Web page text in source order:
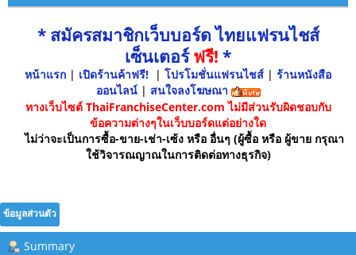
* สมัครสมาชิกเว็บบอร์ด ไทยแฟรนไชส์
เซ็นเตอร์ฟรี! *
หน้าแรก | เปิดร้านค้าฟรี! | โปรโมชั่นแฟรนไชส์ | ร้านหนังสือ
ออนไลน์ | สนใจลงโฆษณา
ทางเว็บไซต์ ThaiFranchiseCenter.com ไม่มีส่วนรับผิดชอบกับ
ข้อความต่างๆในเว็บบอร์ดแต่อย่างใด
ไม่ว่าจะเป็นการซื้อ-ขาย-เช่า-เซ้ง หรือ อื่นๆ (ผู้ซื้อ หรือ ผู้ขาย กรุณา
ใช้วิจารณญาณในการติดต่อทางธุรกิจ)
ข้อมูลส่วนตัว
Summary